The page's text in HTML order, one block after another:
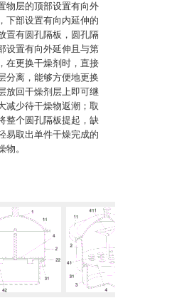
物层的顶部设置有向外
下部设置有向内延伸的
置有圆孔隔板，圆孔隔
设置有向外延伸且与第
在更换干燥剂时，直接
分离，能够方便地更换
放回干燥剂层上即可继
减少待干燥物返潮；取
整个圆孔隔板提起，缺
易取出单件干燥完成的
。